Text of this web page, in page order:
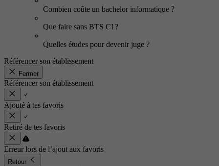
Combien coûte un bachelor informatique ?
Que faire sans BTS CI ?
Quelles études pour devenir juge ?
Référencer son établissement
Fermer
Référencer son établissement
Ajouté à tes favoris
Retiré de tes favoris
Erreur lors de l’ajout aux favoris
Retour